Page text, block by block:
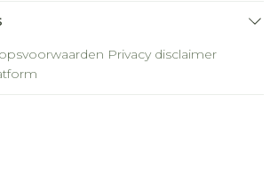
Privacy disclaimer